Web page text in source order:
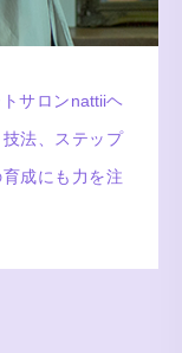
サロンnattiiヘ
法、ステップ
成にも力を注